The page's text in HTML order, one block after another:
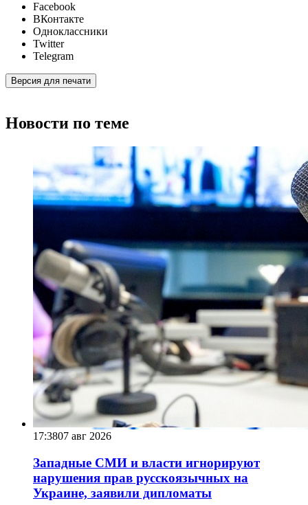
Facebook
ВКонтакте
Одноклассники
Twitter
Telegram
Версия для печати
Новости по теме
17:3807 авг 2026
Западные СМИ и власти игнорируют
нарушения прав русскоязычных на
Украине, заявили дипломаты